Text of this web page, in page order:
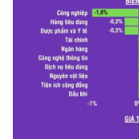
TRI THỨC CHUYÊN
54 DÂN TỘC VIỆT
CHƯƠNG TRÌNH